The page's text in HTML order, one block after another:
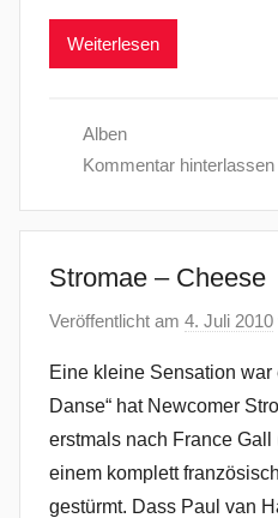
Weiterlesen
Alben
Kommentar hinterlassen
Stromae – Cheese
Veröffentlicht am 4. Juli 2010
Eine kleine Sensation war
Danse“ hat Newcomer
erstmals nach France Gall
einem komplett
gestürmt. Dass Paul van